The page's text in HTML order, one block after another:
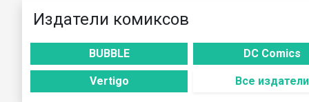
Издатели комиксов
BUBBLE DC Comics
Vertigo Все издатели